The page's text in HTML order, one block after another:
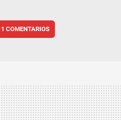
COMENTARIOS